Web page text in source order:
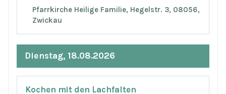
Pfarrkirche Heilige Familie, Hegelstr. 3, 08056,
Zwickau
Dienstag, 18.08.2026
Kochen mit den Lachfalten